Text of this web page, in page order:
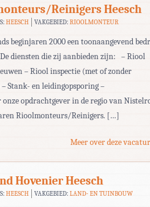
Reinigers Heesch
HEESCH VAKGEBIED:RIOOLMONTEUR
beginjaren 2000 een toonaangevend
diensten die zij aanbieden zijn: – Riool
– Riool inspectie (met of zonder
Stank- en leidingopsporing –
opdrachtgever in de regio van
Rioolmonteurs/Reinigers. […]
Meer over deze
Hovenier Heesch
HEESCH VAKGEBIED:LAND- EN TUINBOUW